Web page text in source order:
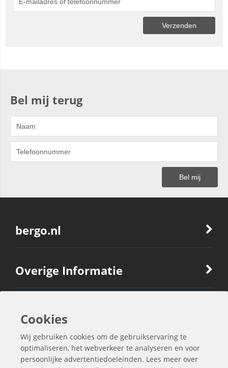
Bel mij terug
bergo.nl
Overige Informatie
Ook Interessant
Contactgegevens
Cookies
Wij gebruiken cookies om de gebruikservaring te
optimaliseren, het webverkeer te analyseren en voor
persoonlijke advertentiedoeleinden. Lees meer over